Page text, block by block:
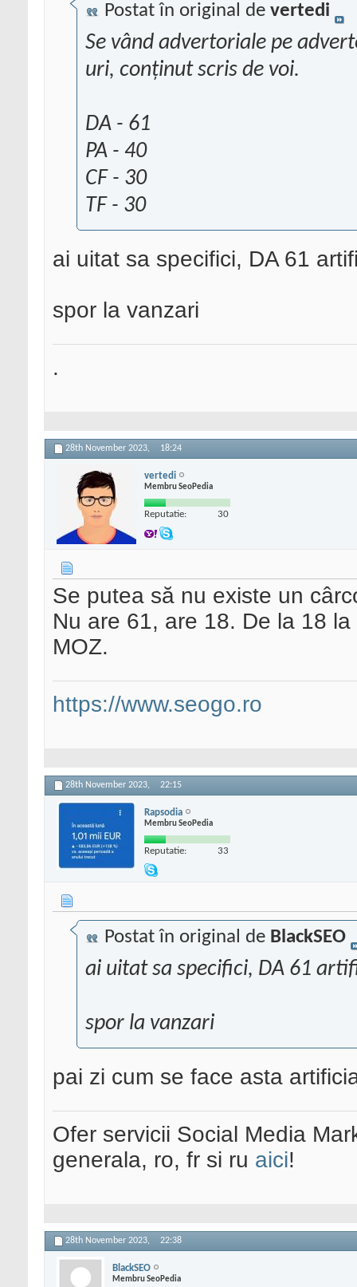
Postat în original de vertedi
Se vând advertoriale pe
uri, conținut scris de voi.
DA - 61
PA - 40
CF - 30
TF - 30
ai uitat sa specifici, DA 61
spor la vanzari
.
28th November 2023, 18:24
vertedi
Membru SeoPedia
Reputatie: 30
Se putea să nu existe un
Nu are 61, are 18. De la 18
MOZ.
https://www.seogo.ro
28th November 2023, 22:15
Rapsodia
Membru SeoPedia
Reputatie: 33
Postat în original de BlackSEO
ai uitat sa specifici, DA 61
spor la vanzari
pai zi cum se face asta
Ofer servicii Social Media
generala, ro, fr si ru aici!
28th November 2023, 22:38
BlackSEO
Membru SeoPedia